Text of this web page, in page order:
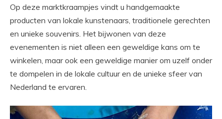
Op deze marktkraampjes vindt u handgemaakte
producten van lokale kunstenaars, traditionele gerechten
en unieke souvenirs. Het bijwonen van deze
evenementen is niet alleen een geweldige kans om te
winkelen, maar ook een geweldige manier om uzelf onder
te dompelen in de lokale cultuur en de unieke sfeer van
Nederland te ervaren.